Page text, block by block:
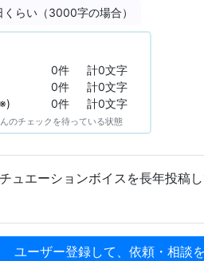
くらい（3000字の場合）
0件
計0文字
0件
計0文字
0件 計0文字
のチェックを待っている状態
ュエーションボイスを長年投稿し
ユーザー登録して、依頼・相談